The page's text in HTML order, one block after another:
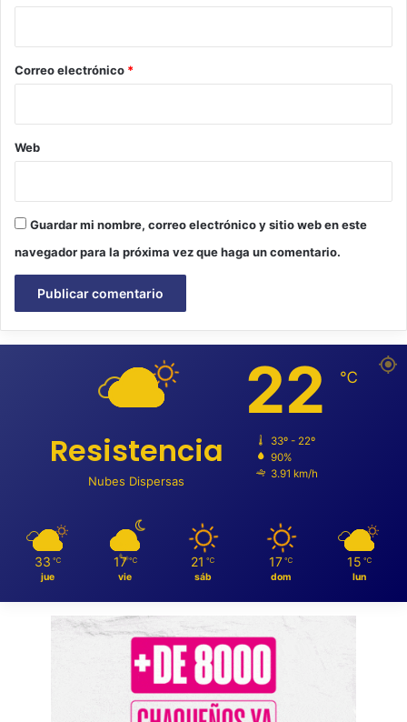
*
Correo electrónico *
Web
Guardar mi nombre, correo electrónico y sitio web en este
navegador para la próxima vez que haga un comentario.
Resistencia
Nubes Dispersas
22 ℃
33º - 22º
90%
3.91 km/h
33 ℃
jue
17 ℃
vie
21 ℃
sáb
17 ℃
dom
15 ℃
lun